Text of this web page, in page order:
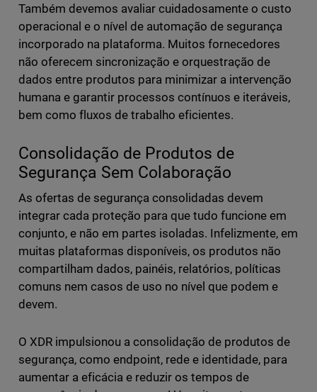
Também devemos avaliar cuidadosamente o custo
operacional e o nível de automação de segurança
incorporado na plataforma. Muitos fornecedores
não oferecem sincronização e orquestração de
dados entre produtos para minimizar a intervenção
humana e garantir processos contínuos e iteráveis,
bem como fluxos de trabalho eficientes.
Consolidação de Produtos de
Segurança Sem Colaboração
As ofertas de segurança consolidadas devem
integrar cada proteção para que tudo funcione em
conjunto, e não em partes isoladas. Infelizmente, em
muitas plataformas disponíveis, os produtos não
compartilham dados, painéis, relatórios, políticas
comuns nem casos de uso no nível que podem e
devem.
O XDR impulsionou a consolidação de produtos de
segurança, como endpoint, rede e identidade, para
aumentar a eficácia e reduzir os tempos de